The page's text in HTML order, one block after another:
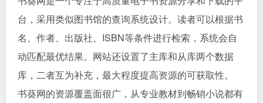
台，采用类似图书馆的查询系统设计。读者可以根据书
名、作者、出版社、ISBN等条件进行检索，系统会自
动匹配最优结果。网站还设置了主库和从库两个数据
库，二者互为补充，最大程度提高资源的可获取性。
书葵网的资源覆盖面很广，从专业教材到畅销小说都有